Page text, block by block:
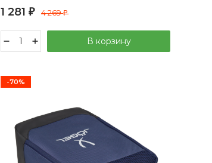
1 281₽ 4 269₽
В корзину
-70%